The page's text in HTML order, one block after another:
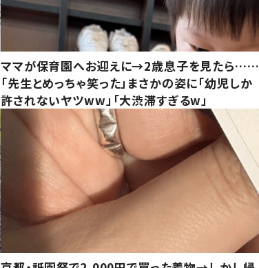
ママが保育園へお迎えに→2歳息子を見たら……
「先生とめっちゃ笑った」まさかの姿に「幼児しか
許されないヤツww」「大渋滞すぎるw」